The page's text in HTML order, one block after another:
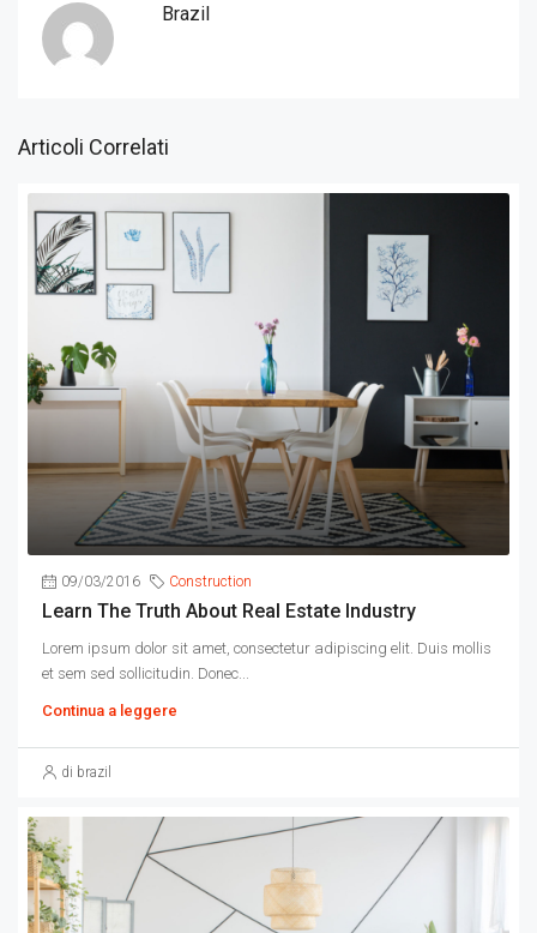
Brazil
Articoli Correlati
09/03/2016 Construction
Learn The Truth About Real Estate Industry
Lorem ipsum dolor sit amet, consectetur adipiscing elit. Duis mollis
et sem sed sollicitudin. Donec...
Continua a leggere
di brazil